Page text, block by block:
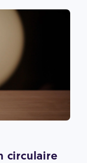
circulaire